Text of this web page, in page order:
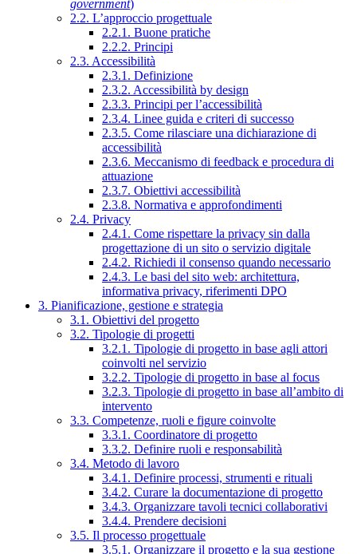
government)
2.2. L’approccio progettuale
2.2.1. Buone pratiche
2.2.2. Principi
2.3. Accessibilità
2.3.1. Definizione
2.3.2. Accessibilità by design
2.3.3. Principi per l’accessibilità
2.3.4. Linee guida e criteri di successo
2.3.5. Come rilasciare una dichiarazione di
accessibilità
2.3.6. Meccanismo di feedback e procedura di
attuazione
2.3.7. Obiettivi accessibilità
2.3.8. Normativa e approfondimenti
2.4. Privacy
2.4.1. Come rispettare la privacy sin dalla
progettazione di un sito o servizio digitale
2.4.2. Richiedi il consenso quando necessario
2.4.3. Le basi del sito web: architettura,
informativa privacy, riferimenti DPO
3. Pianificazione, gestione e strategia
3.1. Obiettivi del progetto
3.2. Tipologie di progetti
3.2.1. Tipologie di progetto in base agli attori
coinvolti nel servizio
3.2.2. Tipologie di progetto in base al focus
3.2.3. Tipologie di progetto in base all’ambito di
intervento
3.3. Competenze, ruoli e figure coinvolte
3.3.1. Coordinatore di progetto
3.3.2. Definire ruoli e responsabilità
3.4. Metodo di lavoro
3.4.1. Definire processi, strumenti e rituali
3.4.2. Curare la documentazione di progetto
3.4.3. Organizzare tavoli tecnici collaborativi
3.4.4. Prendere decisioni
3.5. Il processo progettuale
3.5.1. Organizzare il progetto e la sua gestione